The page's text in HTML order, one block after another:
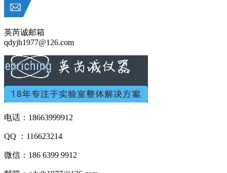
英芮诚邮箱
qdyjh1977@126.com
电话：18663999912
QQ ：116623214
微信：186 6399 9912